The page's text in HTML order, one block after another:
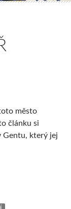
město
článku si
Gentu, který jej
tvář Gentu,